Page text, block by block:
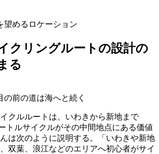
望めるロケーション
クリングルートの設計の
る
の前の道は海へと続く
クルルートは、いわきから新地まで
トルサイクルがその中間地点にある価値
は次のように説明する。「いわきや新地
双葉、浪江などのエリアへ初心者がサイ